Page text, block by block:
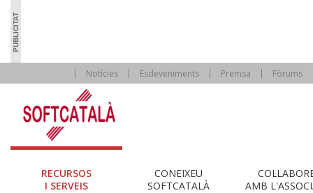
Notícies Esdeveniments Premsa Fòrums
RECURSOS
I SERVEIS
CONEIXEU
SOFTCATALÀ
AMB